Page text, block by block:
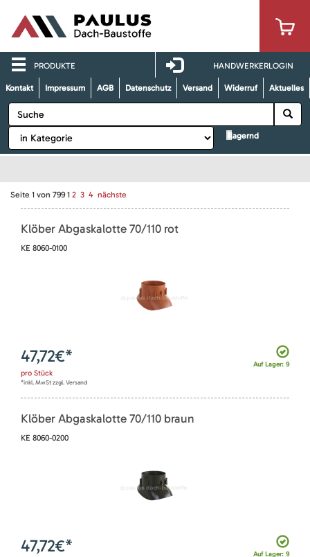
PRODUKTE HANDWERKERLOGIN
Kontakt Impressum AGB Datenschutz Versand Widerruf Aktuelles
lagernd
Seite 1 von 799 1 2 3 4 nächste
Klöber Abgaskalotte 70/110 rot
KE 8060-0100
Auf Lager: 9
47,72€*
pro Stück
*inkl. MwSt zzgl. Versand
Klöber Abgaskalotte 70/110 braun
KE 8060-0200
Auf Lager: 9
47,72€*